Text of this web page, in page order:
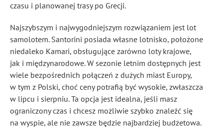
czasu i planowanej trasy po Grecji.
Najszybszym i najwygodniejszym rozwiązaniem jest lot
samolotem. Santorini posiada własne lotnisko, położone
niedaleko Kamari, obsługujące zarówno loty krajowe,
jak i międzynarodowe. W sezonie letnim dostępnych jest
wiele bezpośrednich połączeń z dużych miast Europy,
w tym z Polski, choć ceny potrafią być wysokie, zwłaszcza
w lipcu i sierpniu. Ta opcja jest idealna, jeśli masz
ograniczony czas i chcesz możliwie szybko znaleźć się
na wyspie, ale nie zawsze będzie najbardziej budżetowa.